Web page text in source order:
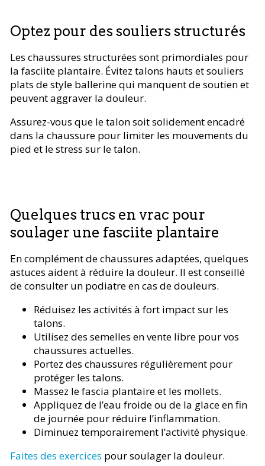
Optez pour des souliers structurés
Les chaussures structurées sont primordiales pour
la fasciite plantaire. Évitez talons hauts et souliers
plats de style ballerine qui manquent de soutien et
peuvent aggraver la douleur.
Assurez-vous que le talon soit solidement encadré
dans la chaussure pour limiter les mouvements du
pied et le stress sur le talon.
Quelques trucs en vrac pour
soulager une fasciite plantaire
En complément de chaussures adaptées, quelques
astuces aident à réduire la douleur. Il est conseillé
de consulter un podiatre en cas de douleurs.
Réduisez les activités à fort impact sur les
talons.
Utilisez des semelles en vente libre pour vos
chaussures actuelles.
Portez des chaussures régulièrement pour
protéger les talons.
Massez le fascia plantaire et les mollets.
Appliquez de l’eau froide ou de la glace en fin
de journée pour réduire l’inflammation.
Diminuez temporairement l’activité physique.
Faites des exercices pour soulager la douleur.